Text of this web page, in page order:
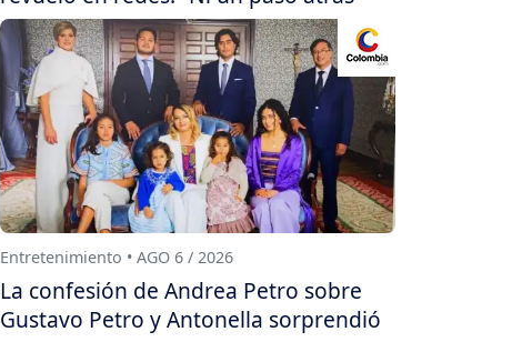
Entretenimiento • AGO 6 / 2026
La confesión de Andrea Petro sobre
Gustavo Petro y Antonella sorprendió